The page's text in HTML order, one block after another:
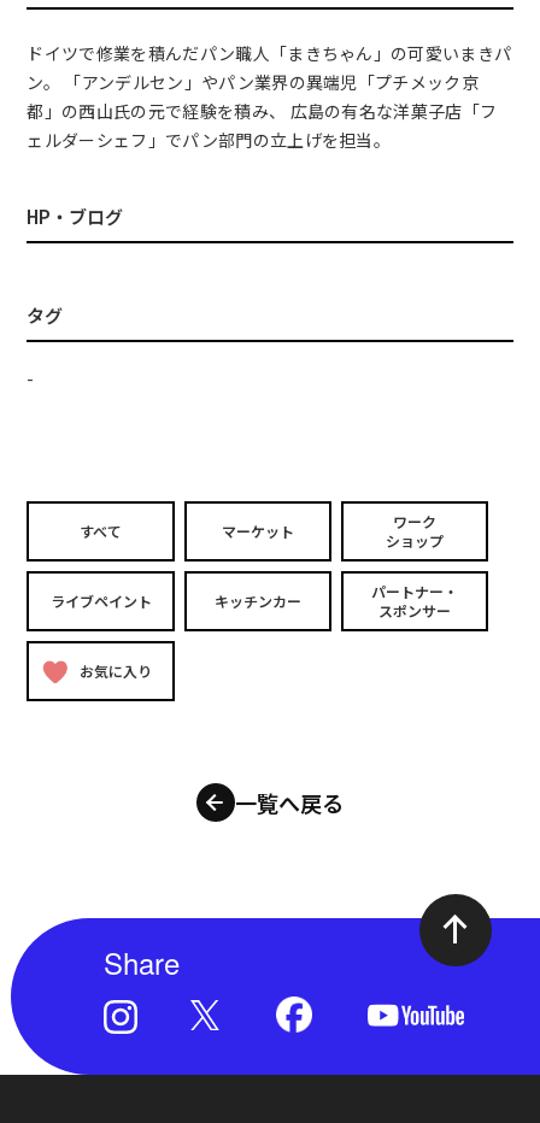
ドイツで修業を積んだパン職人「まきちゃん」の可愛いまきパ
ン。 「アンデルセン」やパン業界の異端児「プチメック京
都」の西山氏の元で経験を積み、 広島の有名な洋菓子店「フ
ェルダーシェフ」でパン部門の立上げを担当。
HP・ブログ
タグ
-
すべて マーケット
ワーク
ショップ
ライブペイント キッチンカー
パートナー・
スポンサー
お気に入り
一覧へ戻る
Share